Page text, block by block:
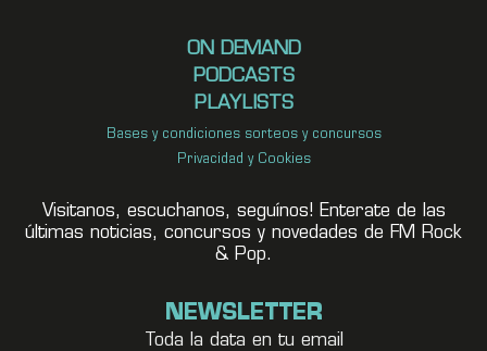
ON DEMAND
PODCASTS
PLAYLISTS
Bases y condiciones sorteos y concursos
Privacidad y Cookies
Visitanos, escuchanos, seguínos! Enterate de las
últimas noticias, concursos y novedades de FM Rock
& Pop.
NEWSLETTER
Toda la data en tu email